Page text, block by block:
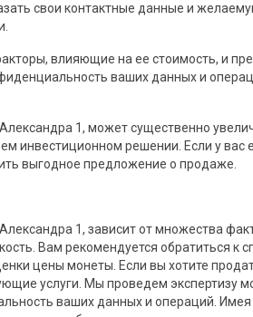
свои контактные данные и
влияющие на ее стоимость, и
ваших данных и
1, может существенно
инвестиционном решении. Если у вас
выгодное предложение о продаже.
1, зависит от множества
Вам рекомендуется обратиться к
цены монеты. Если вы хотите
услуги. Мы проведем экспертизу
ваших данных и операций. Имея